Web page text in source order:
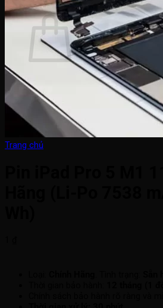
Giỏ hàng
Chưa có sản phẩm trong giỏ hàng.
Quay trở lại cửa hàng
Trang chủ